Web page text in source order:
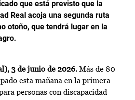
que está previsto que la
Real acoja una segunda ruta
otoño, que tendrá lugar en la
3 de junio de 2026. Más de 80
esta mañana en la primera
personas con discapacidad